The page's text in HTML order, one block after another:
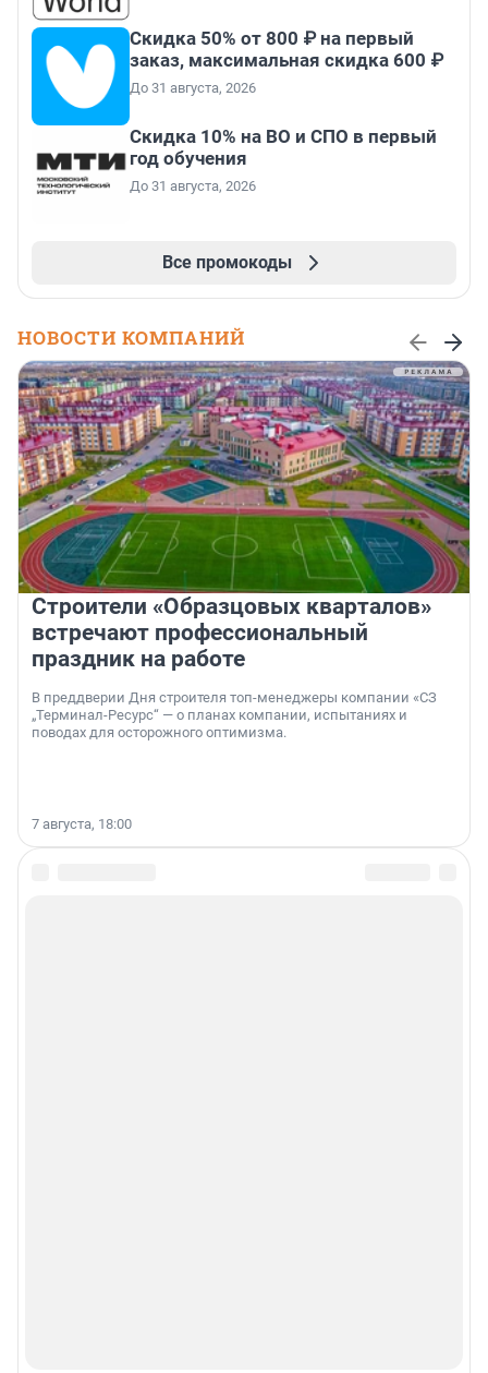
Скидка 50% от 800 ₽ на первый
заказ, максимальная скидка 600 ₽
До 31 августа, 2026
Скидка 10% на ВО и СПО в первый
год обучения
До 31 августа, 2026
Все промокоды
НОВОСТИ КОМПАНИЙ
Строители «Образцовых кварталов»
встречают профессиональный
праздник на работе
В преддверии Дня строителя топ-менеджеры компании «СЗ
„Терминал-Ресурс“ — о планах компании, испытаниях и
поводах для осторожного оптимизма.
7 августа, 18:00